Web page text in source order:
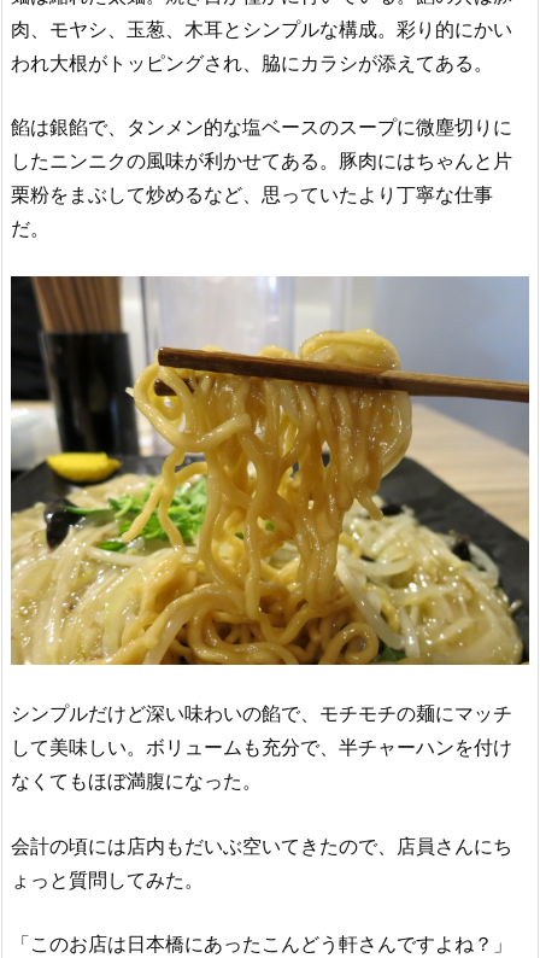
肉、モヤシ、玉葱、木耳とシンプルな構成。彩り的にかい
われ大根がトッピングされ、脇にカラシが添えてある。
餡は銀餡で、タンメン的な塩ベースのスープに微塵切りに
したニンニクの風味が利かせてある。豚肉にはちゃんと片
栗粉をまぶして炒めるなど、思っていたより丁寧な仕事
だ。
シンプルだけど深い味わいの餡で、モチモチの麺にマッチ
して美味しい。ボリュームも充分で、半チャーハンを付け
なくてもほぼ満腹になった。
会計の頃には店内もだいぶ空いてきたので、店員さんにち
ょっと質問してみた。
「このお店は日本橋にあったこんどう軒さんですよね？」